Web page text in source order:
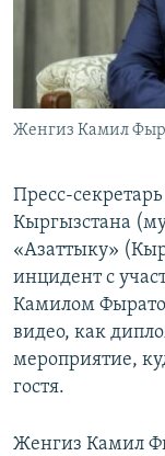
Женгиз Камил
Пресс-
Кыргызстана
«Азаттыку»
инцидент с
Камилом
видео, как
мероприятие,
гостя.
Женгиз Камил